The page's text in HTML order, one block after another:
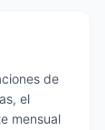
de
el
mensual